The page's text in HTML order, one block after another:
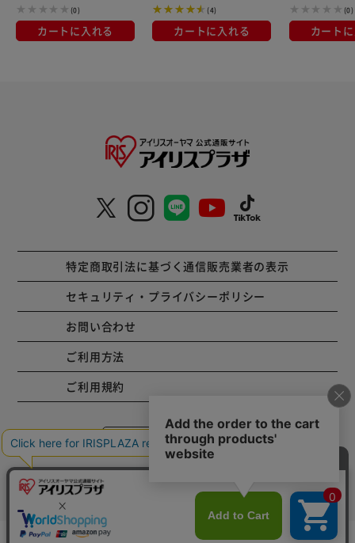
(0)
カートに入れる
(4)
カートに入れる
(0)
カート
特定商取引法に基づく通信販売業者の表示
セキュリティ・プライバシーポリシー
お問い合わせ
ご利用方法
ご利用規約
コーポレートサイト
Copyright © 2001 IRISPLAZA. ALL Rights Reserved.